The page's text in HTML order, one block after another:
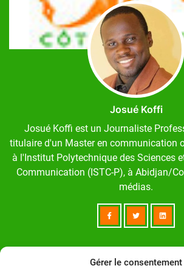
Gérer le consentement
Josué Koffi
Josué Koffi est un Journaliste
titulaire d'un Master en communication
à l'Institut Polytechnique des Sciences
Communication (ISTC-P), à Abidjan/
médias.
Suivez-nous sur: